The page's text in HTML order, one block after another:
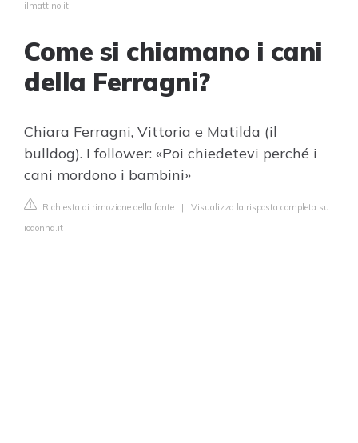
ilmattino.it
Come si chiamano i cani
della Ferragni?
Chiara Ferragni, Vittoria e Matilda (il
bulldog). I follower: «Poi chiedetevi perché i
cani mordono i bambini»
Richiesta di rimozione della fonte | Visualizza la risposta completa su
iodonna.it